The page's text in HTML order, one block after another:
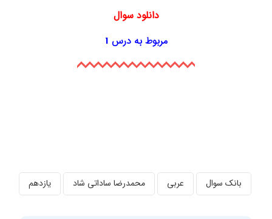
دانلود سوال
مربوط به درس 1
بانک سوال عربی محمدرضا ساداتی شاد یازدهم